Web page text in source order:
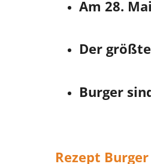
Am 28.
Der
Burger
Rezept Burger